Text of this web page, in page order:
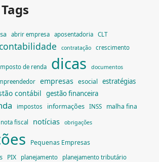
abrir empresa aposentadoria
CLT
contabilidade contratação crescimento
de renda dicas documentos
empresas esocial estratégias
contábil gestão financeira
impostos informações INSS malha fina
nota fiscal notícias obrigações
Pequenas Empresas
PIX planejamento planejamento tributário